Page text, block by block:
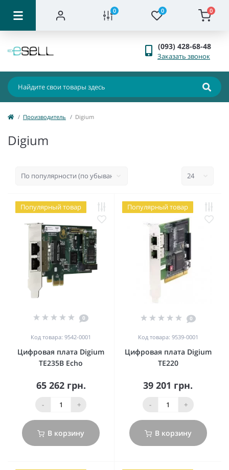
0 0 0
(093) 428-68-48
Заказать звонок
Производитель Digium
Digium
Популярный товар
0
Код товара: 9542-0001
Цифровая плата Digium
TE235B Echo
65 262 грн.
- +
В корзину
Популярный товар
0
Код товара: 9539-0001
Цифровая плата Digium
TE220
39 201 грн.
- +
В корзину